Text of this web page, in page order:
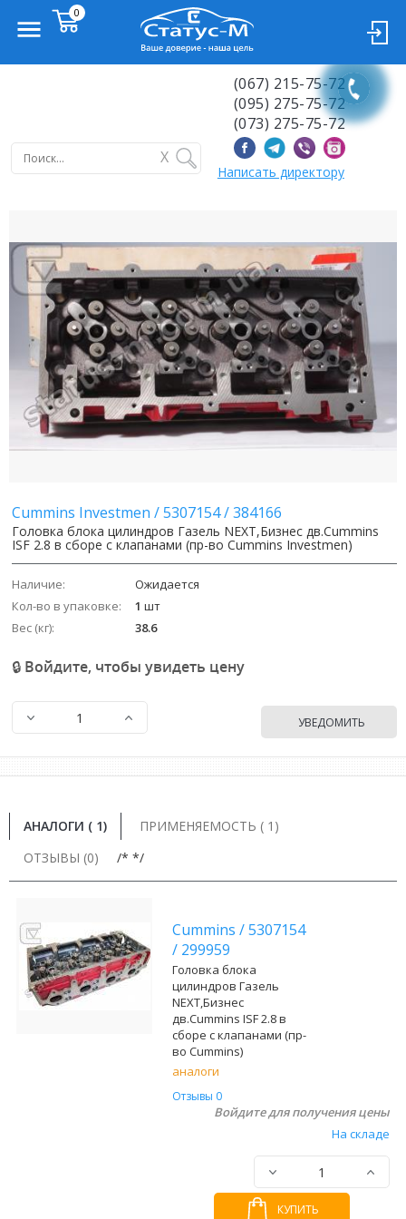
X
(067) 215-75-72
(095) 275-75-72
(073) 275-75-72
Написать директору
Previous
Image
Next
Image
Cummins Investmen /5307154/384166
Головка блока цилиндров Газель NEXT,Бизнес дв.Cummins
ISF 2.8 в сборе с клапанами (пр-во Cummins Investmen)
Наличие:
Ожидается
Кол-во в упаковке:
1 шт
Вес (кг):
38.6
🔒 Войдите, чтобы увидеть цену
УВЕДОМИТЬ
АНАЛОГИ ( 1)
ПРИМЕНЯЕМОСТЬ ( 1)
ОТЗЫВЫ (0)
/* */
Cummins /5307154
/ 299959
Головка блока
цилиндров Газель
NEXT,Бизнес
дв.Cummins ISF 2.8 в
сборе с клапанами (пр-
во Cummins)
аналоги
Отзывы 0
Войдите для получения цены
На складе
КУПИТЬ